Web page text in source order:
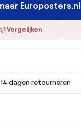
Europosters.nl
Vergelijken
dagen retourneren